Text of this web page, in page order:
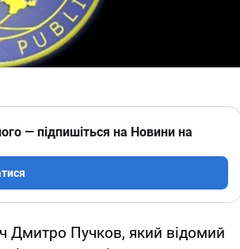
— підпишіться на Новини на
Дмитро Пучков, який відомий